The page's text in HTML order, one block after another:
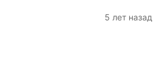
5 лет назад